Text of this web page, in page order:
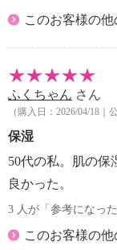
・リップケア、
・乾燥の気にな
角、目元、毛先
【全成分】
・ヒマシ油、ダ
デカノール、ト
リル、ミツロウ
クス、グレープ
ルビタン、キャ
ローズヒップ油
このお客様の
ふくちゃん さん
（購入日：2026/04/18｜
保湿
50代の私。肌の保
良かった。
3 人が「参考になっ
このお客様の